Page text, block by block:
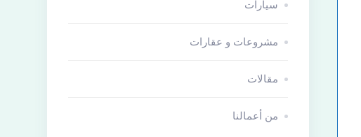
سيارات
مشروعات و عقارات
مقالات
من أعمالنا